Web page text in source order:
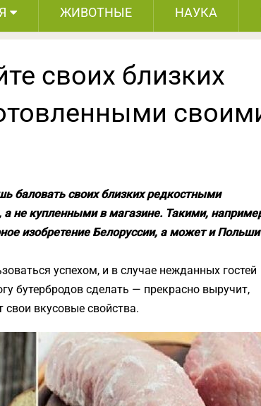
ЖИВОТНЫЕ НАУКА
своих близких
баловать своих близких редкостными
не купленными в магазине. Такими,
изобретение Белоруссии, а может и
успехом, и в случае нежданных гостей
бутербродов сделать — прекрасно выручит,
свои вкусовые свойства.